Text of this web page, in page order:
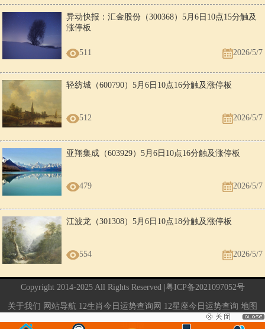
异动快报：汇金股份（300368）5月6日10点15分触及
涨停板
511 2026/5/7
轻纺城（600790）5月6日10点16分触及涨停板
512 2026/5/7
亚翔集成（603929）5月6日10点16分触及涨停板
479 2026/5/7
江波龙（301308）5月6日10点18分触及涨停板
554 2026/5/7
Copyright 2014-2025 All Rights Reserved | 粤ICP备2021097052号
关于我们 网站导航 12生肖今日运势查询网 12星座今日运势查询 地图